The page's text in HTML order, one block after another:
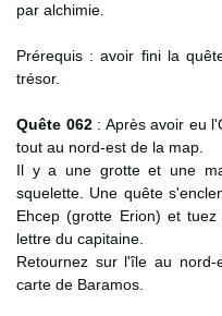
par alchimie.
Prérequis : avoir fini la
trésor.
Quête 062: Après avoir eu
tout au nord-est de la map.
Il y a une grotte et une
squelette. Une quête
Ehcep (grotte Erion) et
lettre du capitaine.
Retournez sur l'île au
carte de Baramos.